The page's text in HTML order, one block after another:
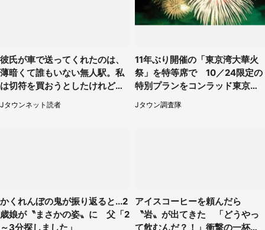
彼氏が車で送ってくれたのは、
薄暗くて誰もいない無人駅。私
は切符を買おうとしたけれど
（山形県・20代女性）
Jタウンネット読者
11年ぶり開催の「東京湾大華火
祭」を特等席で 10／24限定の
特別プランをコンラッド東京が
販売【8／3～10／16】
Jタウン調査隊
かくれんぼの鬼が振り返ると...2
歳娘が〝まさかの姿〟に 父「2
～3分探しました」
アイスコーヒーを頼んだら
〝岩〟が出てきた 「どうやっ
て飲むんだ？！」衝撃の一杯が